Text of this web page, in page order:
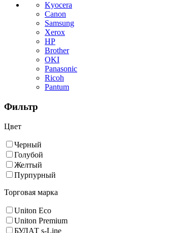
Kyocera
Canon
Samsung
Xerox
HP
Brother
OKI
Panasonic
Ricoh
Pantum
Фильтр
Цвет
Черный
Голубой
Желтый
Пурпурный
Торговая марка
Uniton Eco
Uniton Premium
БУЛАТ s-Line